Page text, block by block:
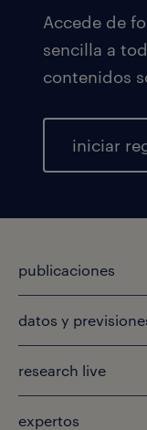
Accede de
sencilla a
contenidos
iniciar
publicaciones
datos y
research live
expertos